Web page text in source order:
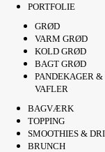
PORTFOLIE
GRØD
VARM GRØD
KOLD GRØD
BAGT GRØD
PANDEKAGER &
VAFLER
BAGVÆRK
TOPPING
SMOOTHIES &
BRUNCH